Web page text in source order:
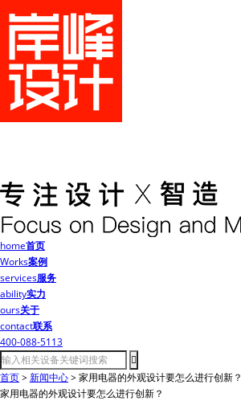
home首页
Works案例
services服务
ability实力
ours关于
contact联系
400-088-5113
首页> 新闻中心> 家用电器的外观设计要怎么进行创新？
家用电器的外观设计要怎么进行创新？